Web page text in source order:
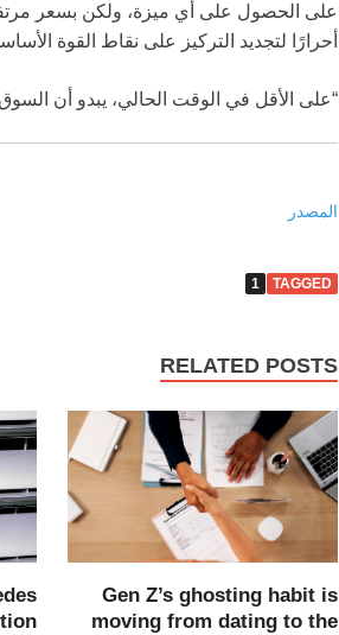
على الحصول على أي ميزة، ولكن بسعر
أحرارًا لتجديد التركيز على نقاط القوة
“على الأقل في الوقت الحالي، يبدو أن
المصدر
TAGGED
1
RELATED POSTS
Gen Z’s ghosting habit is
moving from dating to the